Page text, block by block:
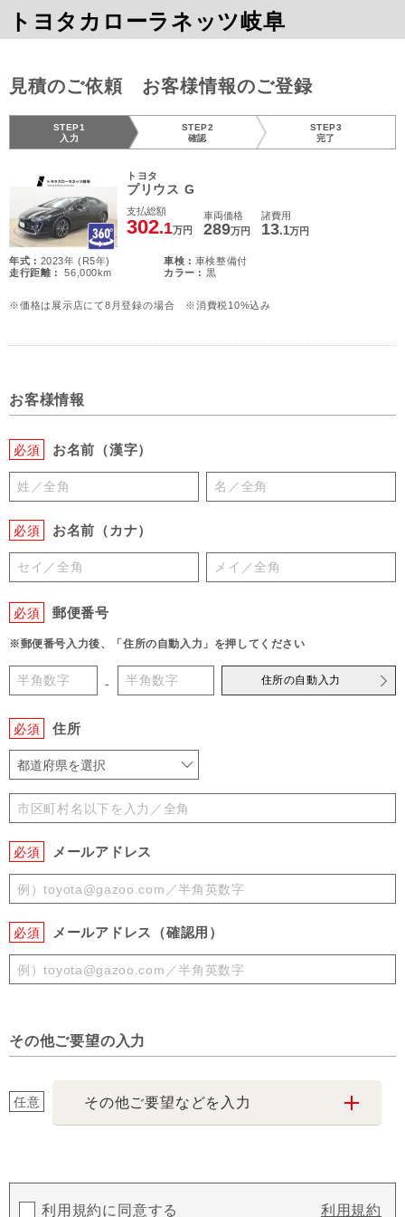
トヨタカローラネッツ岐阜
見積のご依頼 お客様情報のご登録
STEP1
入力
STEP2
確認
STEP3
完了
トヨタ
プリウス G
支払総額
302.1万円
車両価格
289万円
諸費用
13.1万円
年式 : 2023年 (R5年) 車検 : 車検整備付
走行距離 :
56,000km カラー : 黒
※価格は展示店にて8月登録の場合 ※消費税10%込み
お客様情報
必須 お名前（漢字）
必須 お名前（カナ）
必須 郵便番号
※郵便番号入力後、「住所の自動入力」を押してください
- 住所の自動入力
必須 住所
都道府県を選択
必須 メールアドレス
必須 メールアドレス（確認用）
その他ご要望の入力
任意 その他ご要望などを入力
利用規約に同意する 利用規約